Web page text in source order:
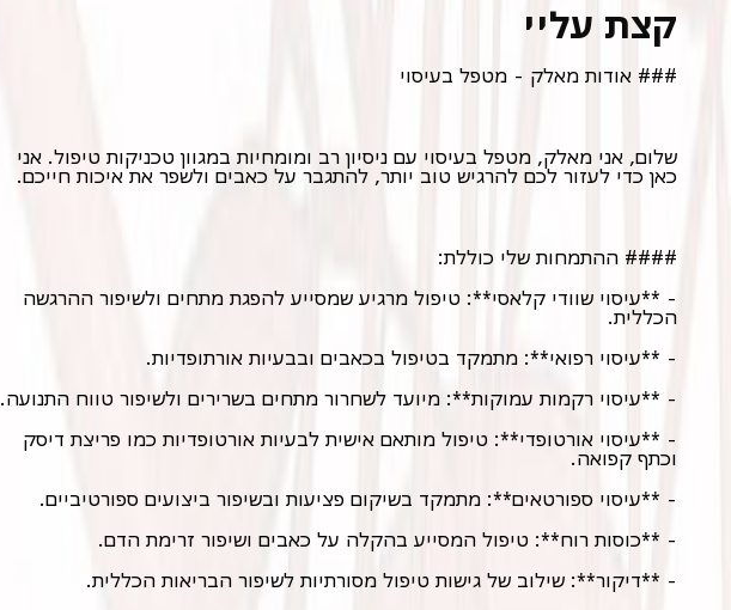
קצת עליי
### אודות מאלק - מטפל בעיסוי
שלום, אני מאלק, מטפל בעיסוי עם ניסיון רב ומומחיות במגוון טכניקות טיפול. אני
כאן כדי לעזור לכם להרגיש טוב יותר, להתגבר על כאבים ולשפר את איכות חייכם.
#### ההתמחות שלי כוללת:
- **עיסוי שוודי קלאסי**: טיפול מרגיע שמסייע להפגת מתחים ולשיפור ההרגשה
הכללית.
- **עיסוי רפואי**: מתמקד בטיפול בכאבים ובבעיות אורתופדיות.
- **עיסוי רקמות עמוקות**: מיועד לשחרור מתחים בשרירים ולשיפור טווח התנועה.
- **עיסוי אורטופדי**: טיפול מותאם אישית לבעיות אורטופדיות כמו פריצת דיסק
וכתף קפואה.
- **עיסוי ספורטאים**: מתמקד בשיקום פציעות ובשיפור ביצועים ספורטיביים.
- **כוסות רוח**: טיפול המסייע בהקלה על כאבים ושיפור זרימת הדם.
- **דיקור**: שילוב של גישות טיפול מסורתיות לשיפור הבריאות הכללית.